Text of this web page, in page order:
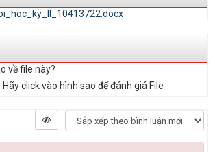
về file này?
Hãy click vào hình sao để đánh giá File